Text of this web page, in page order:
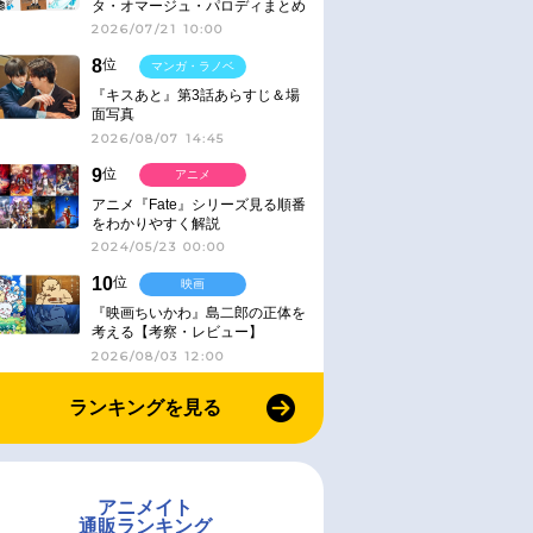
タ・オマージュ・パロディまとめ
2026/07/21 10:00
8位
『キスあと』第3話あらすじ＆場
面写真
2026/08/07 14:45
マンガ・ラノベ
9位
アニメ『Fate』シリーズ見る順番
をわかりやすく解説
2024/05/23 00:00
アニメ
10位
『映画ちいかわ』島二郎の正体を
考える【考察・レビュー】
2026/08/03 12:00
映画
ランキングを見る
アニメイト
通販ランキング